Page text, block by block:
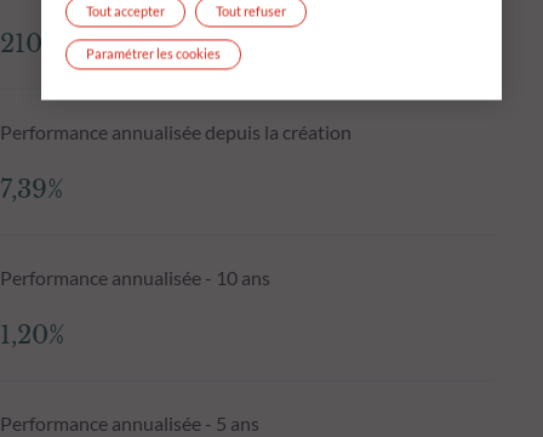
210 330,03 €
Performance annualisée depuis la création
7,39%
Performance annualisée - 10 ans
1,20%
Performance annualisée - 5 ans
Tout refuser
Tout accepter
Paramétrer les cookies